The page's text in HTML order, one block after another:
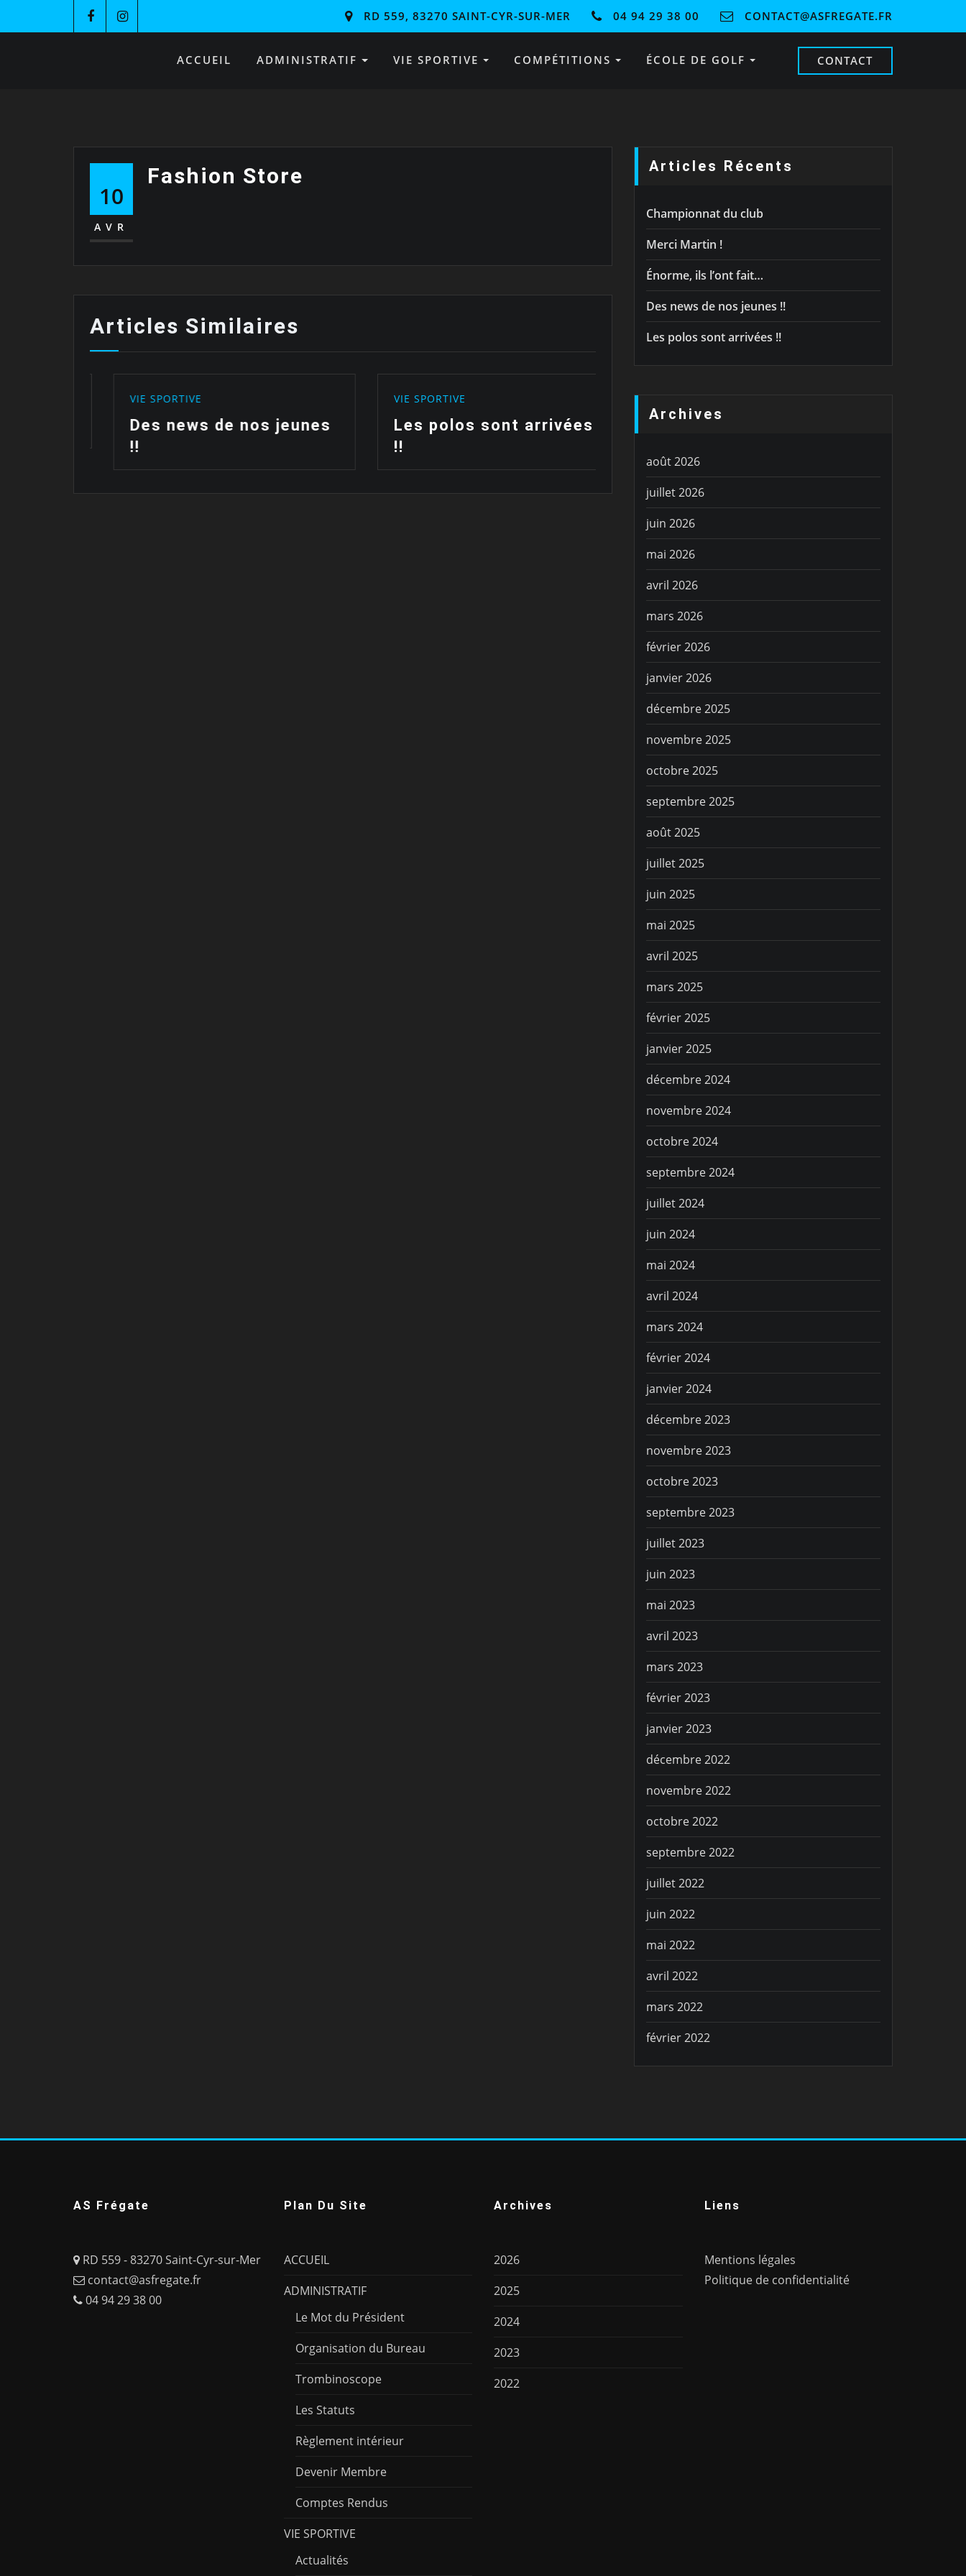
RD 559, 83270 SAINT-CYR-SUR-MER 04 94 29 38 00 CONTACT@ASFREGATE.FR
ACCUEIL ADMINISTRATIF VIE SPORTIVE COMPÉTITIONS ÉCOLE DE GOLF CONTACT
10
AVR
Fashion Store
Articles Similaires
VIE SPORTIVE
Des news de nos jeunes
VIE SPORTIVE
Les polos sont arrivées
VIE SPORTIVE
Fête des enfants du
Articles Récents
Championnat du club
Merci Martin !
Énorme, ils l’ont fait…
Des news de nos jeunes !!
Les polos sont arrivées !!
Archives
août 2026
juillet 2026
juin 2026
mai 2026
avril 2026
mars 2026
février 2026
janvier 2026
décembre 2025
novembre 2025
octobre 2025
septembre 2025
août 2025
juillet 2025
juin 2025
mai 2025
avril 2025
mars 2025
février 2025
janvier 2025
décembre 2024
novembre 2024
octobre 2024
septembre 2024
juillet 2024
juin 2024
mai 2024
avril 2024
mars 2024
février 2024
janvier 2024
décembre 2023
novembre 2023
octobre 2023
septembre 2023
juillet 2023
juin 2023
mai 2023
avril 2023
mars 2023
février 2023
janvier 2023
décembre 2022
novembre 2022
octobre 2022
septembre 2022
juillet 2022
juin 2022
mai 2022
avril 2022
mars 2022
février 2022
AS Frégate
RD 559 - 83270 Saint-Cyr-sur-Mer
contact@asfregate.fr
04 94 29 38 00
Plan Du Site
ACCUEIL
ADMINISTRATIF
Le Mot du Président
Organisation du Bureau
Trombinoscope
Les Statuts
Règlement intérieur
Devenir Membre
Comptes Rendus
VIE SPORTIVE
Actualités
Archives
2026
2025
2024
2023
2022
Liens
Mentions légales
Politique de confidentialité